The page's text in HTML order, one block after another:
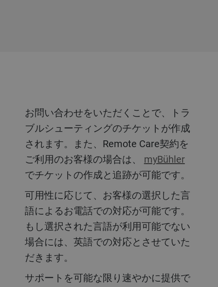
お問い合わせをいただくことで、トラ
ブルシューティングのチケットが作成
されます。また、Remote Care契約を
ご利用のお客様の場合は、 myBühler
でチケットの作成と追跡が可能です。
可用性に応じて、お客様の選択した言
語によるお電話での対応が可能です。
もし選択された言語が利用可能でない
場合には、英語での対応とさせていた
だきます。
サポートを可能な限り速やかに提供で